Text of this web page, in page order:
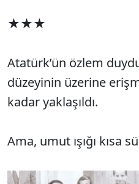
★★★
Atatürk’ün özlem
düzeyinin üzerine
kadar yaklaşıldı.
Ama, umut ışığı kısa